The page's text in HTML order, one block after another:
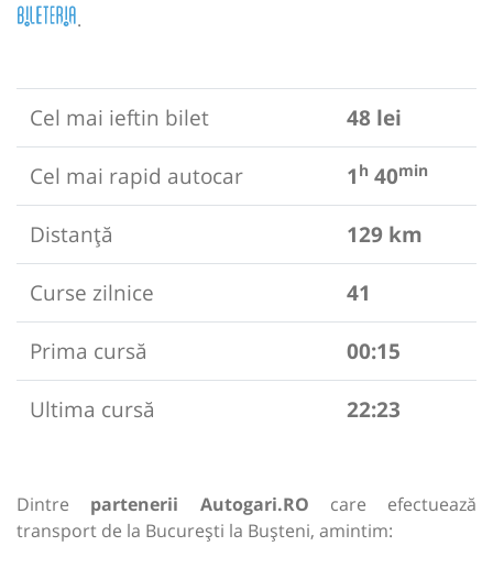
.
Cel mai ieftin bilet
48 lei
Cel mai rapid autocar
1 h 40min
Distanță
129 km
Curse zilnice
41
Prima cursă
00:15
Ultima cursă
22:23
Dintre partenerii Autogari.RO care efectuează
transport de la București la Bușteni, amintim: